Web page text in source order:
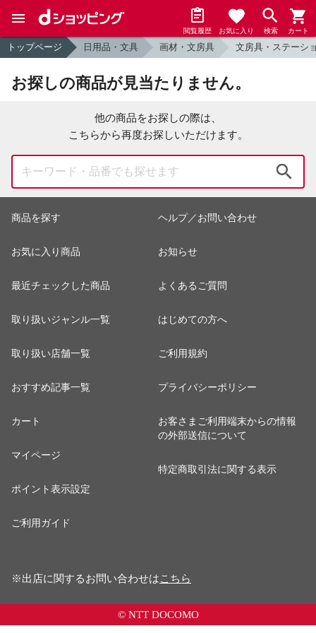
閲覧履歴 お気に入り 検索 カート
トップページ 日用品・文具 画材・文房具 文房具・ステーシ
お探しの商品が見当たりません。
他の商品をお探しの際は、
こちらから再度お探しいただけます。
商品を探す
お気に入り商品
最近チェックした商品
取り扱いジャンル一覧
取り扱い店舗一覧
おすすめ記事一覧
カート
マイページ
ポイント表示設定
ご利用ガイド
ヘルプ／お問い合わせ
お知らせ
よくあるご質問
はじめての方へ
ご利用規約
プライバシーポリシー
お客さまご利用端末からの情報
の外部送信について
特定商取引法に関する表示
※出店に関するお問い合わせはこちら
© NTT DOCOMO